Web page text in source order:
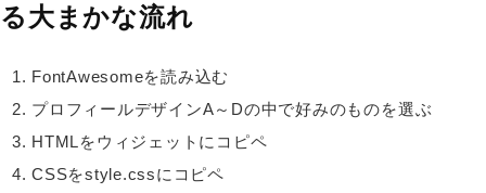
る大まかな流れ
FontAwesomeを読み込む
プロフィールデザインA～Dの中で好みのものを選ぶ
HTMLをウィジェットにコピペ
CSSをstyle.cssにコピペ